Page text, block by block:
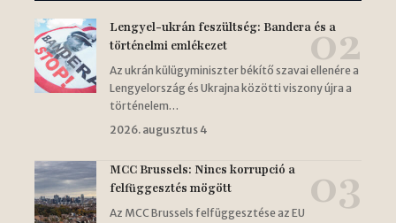
Lengyel-ukrán feszültség: Bandera és a
történelmi emlékezet
Az ukrán külügyminiszter békítő szavai ellenére a
Lengyelország és Ukrajna közötti viszony újra a
történelem…
2026. augusztus 4
MCC Brussels: Nincs korrupció a
felfüggesztés mögött
Az MCC Brussels felfüggesztése az EU